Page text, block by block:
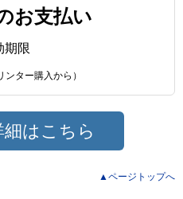
お支払い
期限
ンター購入から）
はこちら
▲ページトップへ